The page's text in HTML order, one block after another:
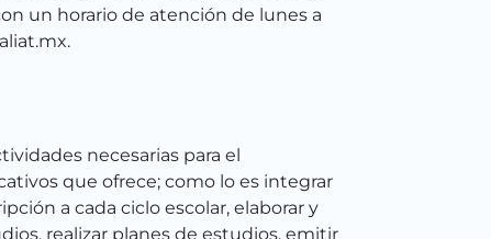
un horario de atención de lunes a
necesarias para el
que ofrece; como lo es integrar
a cada ciclo escolar, elaborar y
realizar planes de estudios, emitir